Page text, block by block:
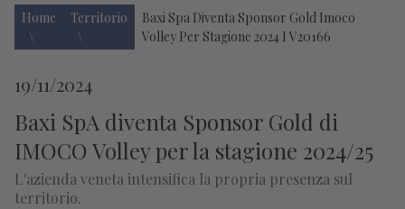
Home Territorio
Baxi Spa Diventa Sponsor Gold Imoco
Volley Per Stagione 2024 I V20166
19/11/2024
Baxi SpA diventa Sponsor Gold di
IMOCO Volley per la stagione 2024/25
L'azienda veneta intensifica la propria presenza sul
territorio.